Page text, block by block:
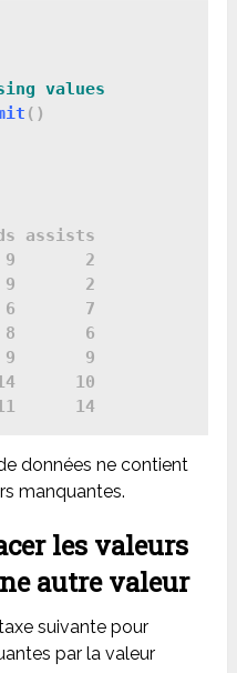
()
assists
2
2
7
6
9
10
14
données ne contient
manquantes.
les valeurs
autre valeur
suivante pour
par la valeur